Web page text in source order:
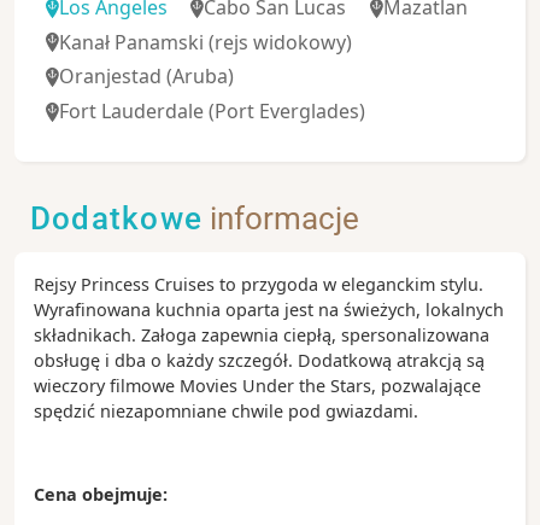
Los Angeles Cabo San Lucas
Mazatlan
Kanał Panamski (rejs widokowy)
Oranjestad (Aruba)
Fort Lauderdale(Port Everglades)
Dodatkowe informacje
Rejsy Princess Cruises to przygoda w eleganckim stylu.
Wyrafinowana kuchnia oparta jest na świeżych, lokalnych
składnikach. Załoga zapewnia ciepłą, spersonalizowana
obsługę i dba o każdy szczegół. Dodatkową atrakcją są
wieczory filmowe Movies Under the Stars, pozwalające
spędzić niezapomniane chwile pod gwiazdami.
Cena obejmuje: